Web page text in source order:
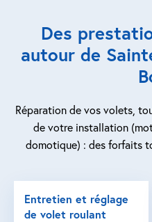
Des
autour de
Réparation de vos volets,
de votre installation
domotique) : des forfaits
Entretien et réglage
de volet roulant